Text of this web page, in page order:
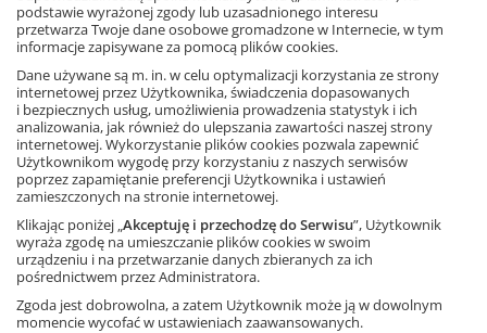
Sygnatariusze Kodeksu zobowiązują się do informowania
nauczycieli o prowadzonych szkoleniach merytorycznych, a
także do niestosowania negatywnej reklamy w stosunku do
innych wydawców.
Kodeks Dobrych Praktyk podpisały następujące
wydawnictwa: Nowa Era, WSiP, Pearson Central Europe,
Gdańskie Wydawnictwo Oświatowe, Macmillan Polska,
Langenscheidt Polska, Oxford University Press, Zamkor,
Wydawnictwo Szkolne PWN, Cambridge University Press.
Sygnatariusze tego dokumentu mają nadzieję, że pozostali
wydawcy edukacyjni również zastosują się do Kodeksu i
będą w przyszłości stosować praktyki uczciwej konkurencji.
podstawie wyrażonej zgody lub uzasadnionego interesu
przetwarza Twoje dane osobowe gromadzone w Internecie, w tym
informacje zapisywane za pomocą plików cookies.
Dane używane są m. in. w celu optymalizacji korzystania ze strony
internetowej przez Użytkownika, świadczenia dopasowanych
i bezpiecznych usług, umożliwienia prowadzenia statystyk i ich
analizowania, jak również do ulepszania zawartości naszej strony
internetowej. Wykorzystanie plików cookies pozwala zapewnić
Użytkownikom wygodę przy korzystaniu z naszych serwisów
poprzez zapamiętanie preferencji Użytkownika i ustawień
zamieszczonych na stronie internetowej.
Klikając poniżej „Akceptuję i przechodzę do Serwisu”, Użytkownik
wyraża zgodę na umieszczanie plików cookies w swoim
urządzeniu i na przetwarzanie danych zbieranych za ich
pośrednictwem przez Administratora.
Zgoda jest dobrowolna, a zatem Użytkownik może ją w dowolnym
momencie wycofać w ustawieniach zaawansowanych.